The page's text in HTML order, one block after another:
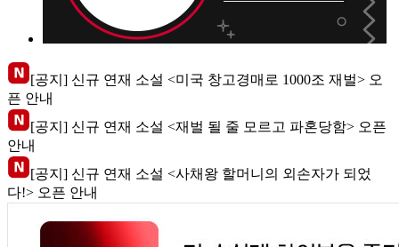
[공지] 신규 연재 소설 <미국 창고경매로 1000조 재벌> 오
픈 안내
[공지] 신규 연재 소설 <재벌 될 줄 모르고 파혼당함> 오픈
안내
[공지] 신규 연재 소설 <사채왕 할머니의 외손자가 되었
다!> 오픈 안내